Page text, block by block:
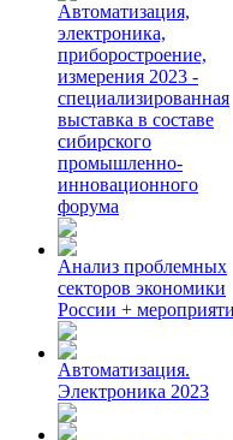
Автоматизация,
электроника,
приборостроение,
измерения 2023 -
специализированная
выставка в составе
сибирского
промышленно-
инновационного
форума
Анализ проблемных
секторов экономики
России +
Автоматизация.
Электроника 2023